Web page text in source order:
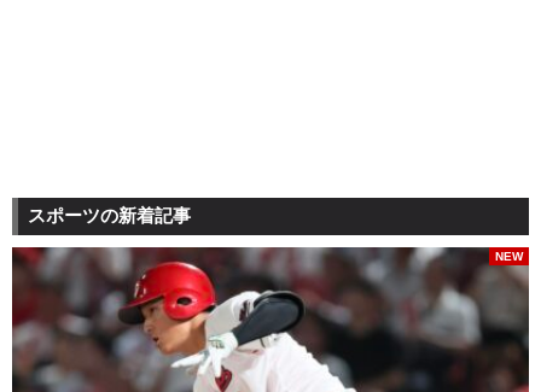
スポーツの新着記事
NEW